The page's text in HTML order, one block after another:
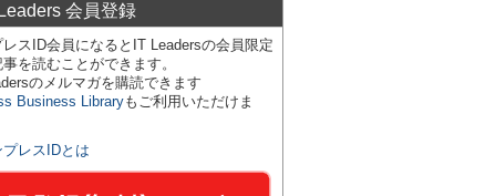
会員登録
スID会員になるとIT Leadersの会員限定
を読むことができます。
のメルマガを購読できます
Business Libraryもご利用いただけま
プレスIDとは